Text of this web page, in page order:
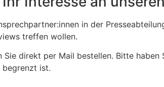
in der
treffen wollen.
Sie direkt per Mail bestellen. Bitte
begrenzt ist.